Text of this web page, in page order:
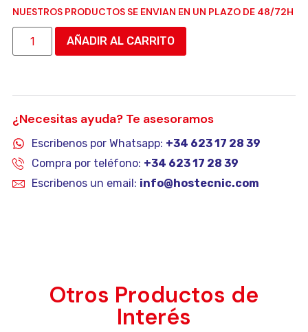
NUESTROS PRODUCTOS SE ENVIAN EN UN PLAZO DE 48/72H
AÑADIR AL CARRITO
¿Necesitas ayuda? Te asesoramos
Escribenos por Whatsapp: +34 623 17 28 39
Compra por teléfono: +34 623 17 28 39
Escribenos un email: info@hostecnic.com
Otros Productos de
Interés